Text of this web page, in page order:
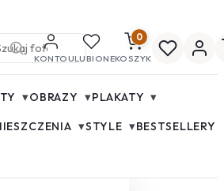
KONTOULUBIONE
0
KOSZYK
▾OBRAZY ▾PLAKATY ▾
▾STYLE ▾BESTSELLERY